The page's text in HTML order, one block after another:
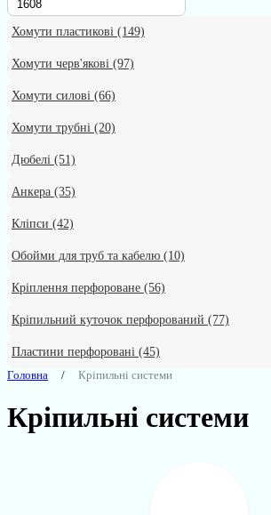
Хомути пластикові (149)
Хомути черв'якові (97)
Хомути силові (66)
Хомути трубні (20)
Дюбелі (51)
Анкера (35)
Кліпси (42)
Обойми для труб та кабелю (10)
Кріплення перфороване (56)
Кріпильний куточок перфорований (77)
Пластини перфоровані (45)
Головна
Кріпильні системи
Кріпильні системи